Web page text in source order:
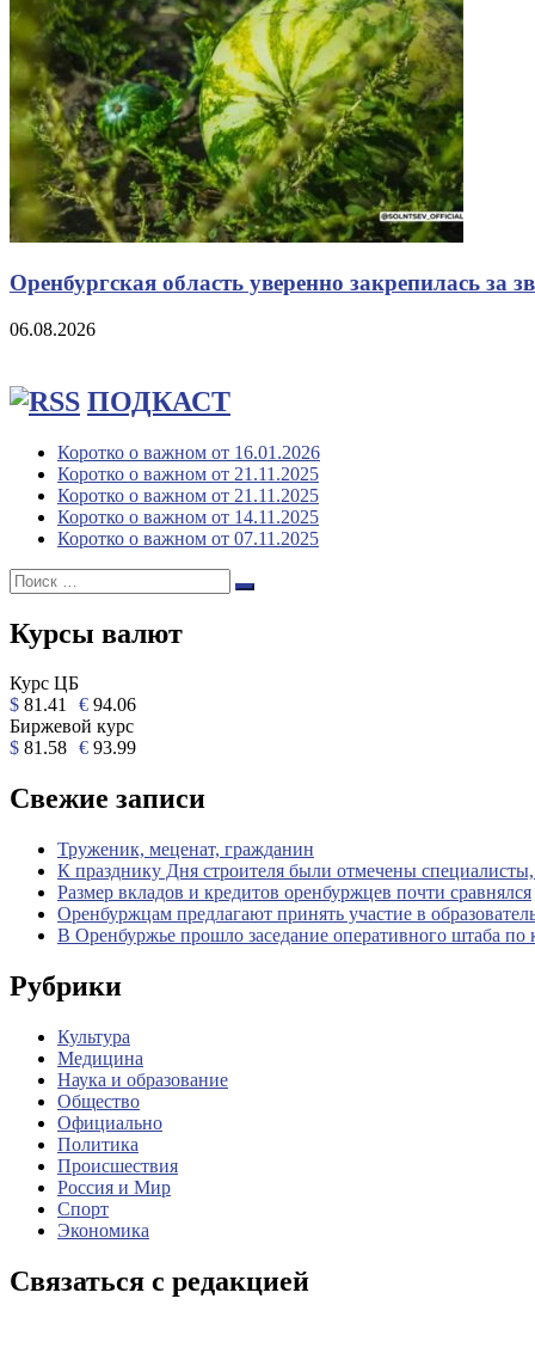
Оренбургская область уверенно закрепилась за
06.08.2026
ПОДКАСТ
Коротко о важном от 16.01.2026
Коротко о важном от 21.11.2025
Коротко о важном от 21.11.2025
Коротко о важном от 14.11.2025
Коротко о важном от 07.11.2025
Поиск:
Поиск
Курсы валют
Курс ЦБ
$ 81.41 € 94.06
Биржевой курс
$ 81.58 € 93.99
Свежие записи
Труженик, меценат, гражданин
К празднику Дня строителя были отмечены
Размер вкладов и кредитов оренбуржцев почти сравнялся
Оренбуржцам предлагают принять участие в
В Оренбуржье прошло заседание оперативного штаба
Рубрики
Культура
Медицина
Наука и образование
Общество
Официально
Политика
Происшествия
Россия и Мир
Спорт
Экономика
Связаться с редакцией